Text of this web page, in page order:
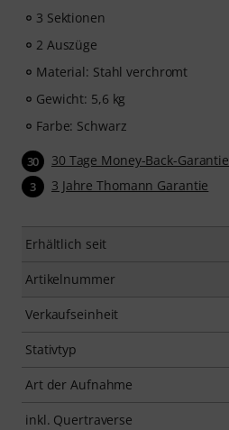
3 Sektionen
2 Auszüge
Material: Stahl verchromt
Gewicht: 5,6 kg
Farbe: Schwarz
30 30 Tage Money-Back-Garantie
3 3 Jahre Thomann Garantie
Erhältlich seit
Artikelnummer
Verkaufseinheit
Stativtyp
Art der Aufnahme
inkl. Quertraverse